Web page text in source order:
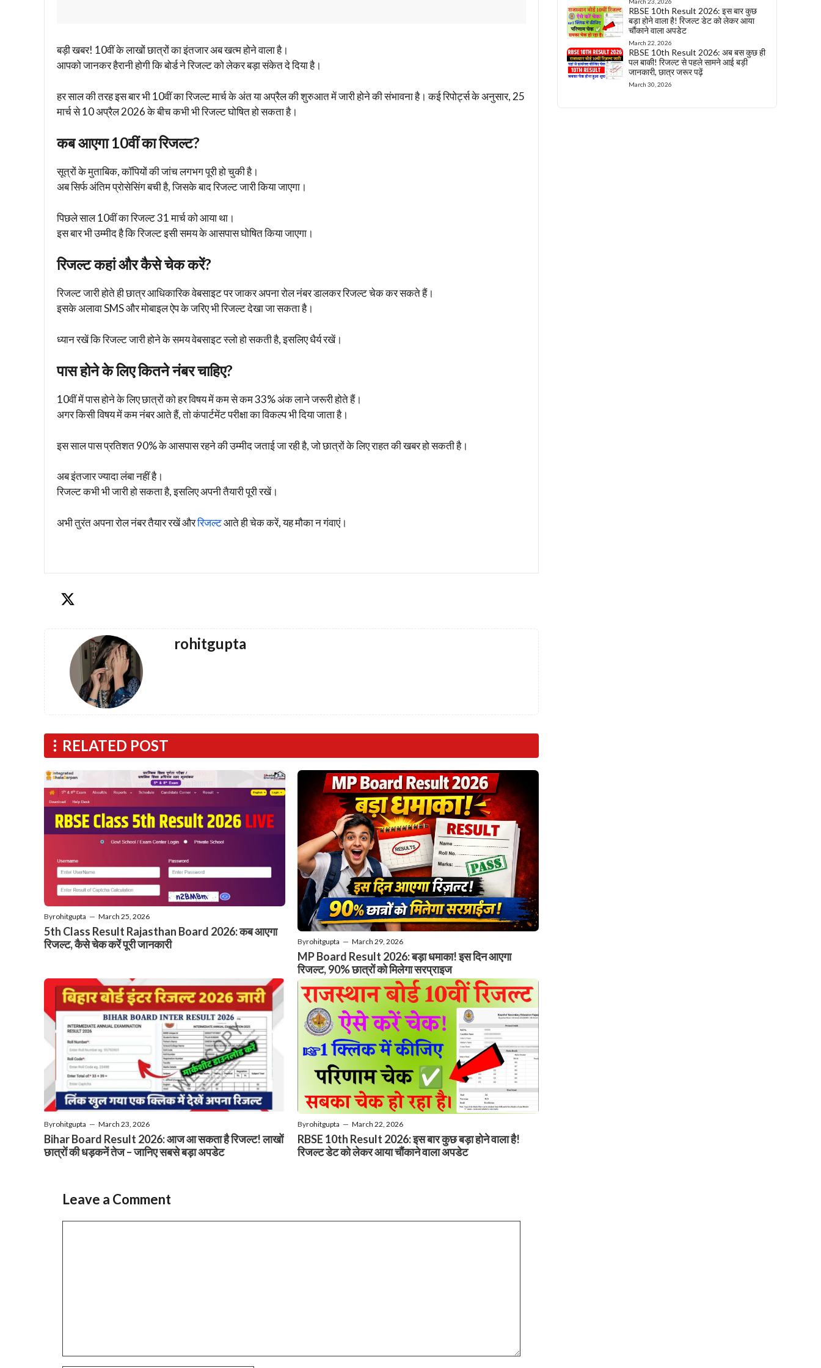
बड़ी खबर! 10वीं के लाखों छात्रों का इंतजार अब खत्म होने वाला है।
आपको जानकर हैरानी होगी कि बोर्ड ने रिजल्ट को लेकर बड़ा संकेत दे दिया है।
हर साल की तरह इस बार भी 10वीं का रिजल्ट मार्च के अंत या अप्रैल की शुरुआत में जारी होने की संभावना है। कई रिपोर्ट्स के अनुसार, 25
मार्च से 10 अप्रैल 2026 के बीच कभी भी रिजल्ट घोषित हो सकता है।
कब आएगा 10वीं का रिजल्ट?
सूत्रों के मुताबिक, कॉपियों की जांच लगभग पूरी हो चुकी है।
अब सिर्फ अंतिम प्रोसेसिंग बची है, जिसके बाद रिजल्ट जारी किया जाएगा।
पिछले साल 10वीं का रिजल्ट 31 मार्च को आया था।
इस बार भी उम्मीद है कि रिजल्ट इसी समय के आसपास घोषित किया जाएगा।
रिजल्ट कहां और कैसे चेक करें?
रिजल्ट जारी होते ही छात्र आधिकारिक वेबसाइट पर जाकर अपना रोल नंबर डालकर रिजल्ट चेक कर सकते हैं।
इसके अलावा SMS और मोबाइल ऐप के जरिए भी रिजल्ट देखा जा सकता है।
ध्यान रखें कि रिजल्ट जारी होने के समय वेबसाइट स्लो हो सकती है, इसलिए धैर्य रखें।
पास होने के लिए कितने नंबर चाहिए?
10वीं में पास होने के लिए छात्रों को हर विषय में कम से कम 33% अंक लाने जरूरी होते हैं।
अगर किसी विषय में कम नंबर आते हैं, तो कंपार्टमेंट परीक्षा का विकल्प भी दिया जाता है।
इस साल पास प्रतिशत 90% के आसपास रहने की उम्मीद जताई जा रही है, जो छात्रों के लिए राहत की खबर हो सकती है।
अब इंतजार ज्यादा लंबा नहीं है।
रिजल्ट कभी भी जारी हो सकता है, इसलिए अपनी तैयारी पूरी रखें।
अभी तुरंत अपना रोल नंबर तैयार रखें औररिजल्टआते ही चेक करें, यह मौका न गंवाएं।
rohitgupta
RELATED POST
Byrohitgupta — March 25, 2026
5th Class Result Rajasthan Board 2026: कब आएगा
रिजल्ट, कैसे चेक करें पूरी जानकारी
Byrohitgupta — March 29, 2026
MP Board Result 2026: बड़ा धमाका! इस दिन आएगा
रिजल्ट, 90% छात्रों को मिलेगा सरप्राइज
Byrohitgupta — March 23, 2026
Bihar Board Result 2026: आज आ सकता है रिजल्ट! लाखों
छात्रों की धड़कनें तेज – जानिए सबसे बड़ा अपडेट
Byrohitgupta — March 22, 2026
RBSE 10th Result 2026: इस बार कुछ बड़ा होने वाला है!
रिजल्ट डेट को लेकर आया चौंकाने वाला अपडेट
Leave a Comment
RBSE 10th Result 2026: इस बार कुछ
बड़ा होने वाला है! रिजल्ट डेट को लेकर आया
चौंकाने वाला अपडेट
March 22, 2026
RBSE 10th Result 2026: अब बस कुछ ही
पल बाकी! रिजल्ट से पहले सामने आई बड़ी
जानकारी, छात्र जरूर पढ़ें
March 30, 2026